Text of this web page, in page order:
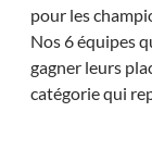
pour les
Nos 6 équipes
gagner leurs
catégorie qui